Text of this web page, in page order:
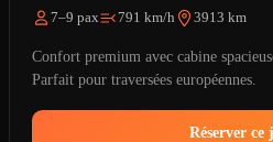
7–9 pax 791 km/h 3913 km
Confort premium avec cabine
Parfait pour traversées européennes.
Réserver ce